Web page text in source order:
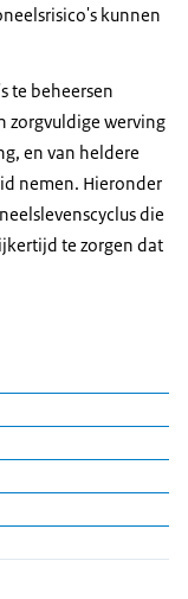
kunnen
te beheersen
zorgvuldige werving
en van heldere
nemen. Hieronder
die
te zorgen dat
op
van ICT-
en externe
integriteit van
Raadpleeg
met